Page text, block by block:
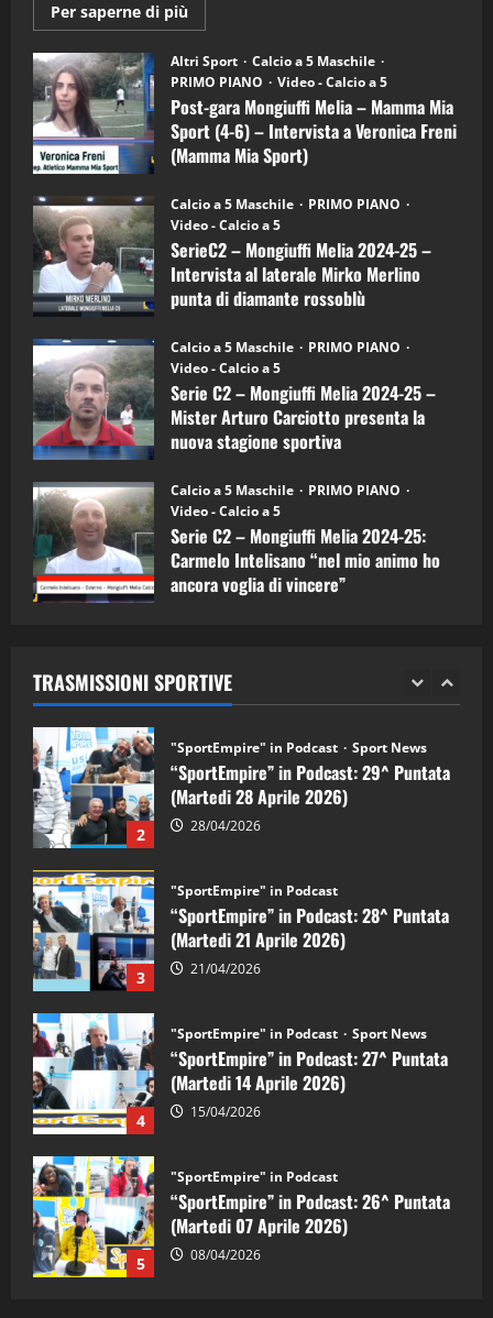
Per saperne di più
informazioni
Post-
gara
Mongiuffi
Melia
–
Mamma
Mia
Sport
6)
–
Intervista
a
mister
Arturo
Carciotto
(Mongiuffi
Altri Sport
Calcio a 5 Maschile
PRIMO PIANO
Video - Calcio a 5
Post-gara Mongiuffi Melia – Mamma Mia
Sport (4-6) – Intervista a Veronica Freni
(Mamma Mia Sport)
Calcio a 5 Maschile
PRIMO PIANO
Video - Calcio a 5
SerieC2 – Mongiuffi Melia 2024-25 –
Intervista al laterale Mirko Merlino
punta di diamante rossoblù
Calcio a 5 Maschile
PRIMO PIANO
Video - Calcio a 5
Serie C2 – Mongiuffi Melia 2024-25 –
Mister Arturo Carciotto presenta la
nuova stagione sportiva
Calcio a 5 Maschile
PRIMO PIANO
Video - Calcio a 5
Serie C2 – Mongiuffi Melia 2024-25:
Carmelo Intelisano “nel mio animo ho
ancora voglia di vincere”
TRASMISSIONI SPORTIVE
3
"SportEmpire" in Podcast
“SportEmpire” in Podcast: 28^ Puntata
(Martedi 21 Aprile 2026)
21/04/2026
4
“SportEmpire” in Podcast: 27^ Puntata
(Martedi 14 Aprile 2026)
15/04/2026
5
“SportEmpire” in Podcast: 26^ Puntata
(Martedi 07 Aprile 2026)
08/04/2026
1
“SportEmpire” in Podcast: 30^ Puntata
(Martedi 05 Maggio 2026)
08/05/2026
2 28/04/2026
3
"SportEmpire" in Podcast
“SportEmpire” in Podcast: 28^ Puntata
(Martedi 21 Aprile 2026)
21/04/2026
4
"SportEmpire" in Podcast
“SportEmpire” in Podcast: 27^ Puntata
(Martedi 14 Aprile 2026)
15/04/2026
5
"SportEmpire" in Podcast
“SportEmpire” in Podcast: 26^ Puntata
(Martedi 07 Aprile 2026)
08/04/2026
1
"SportEmpire" in Podcast
“SportEmpire” in Podcast: 30^ Puntata
(Martedi 05 Maggio 2026)
08/05/2026